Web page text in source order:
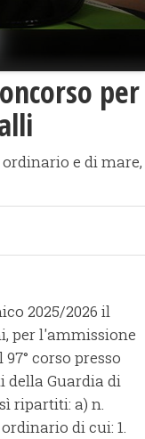
per
e di mare,
2025/2026 il
per l'ammissione
corso presso
della Guardia di
ripartiti: a) n.
di cui: 1.